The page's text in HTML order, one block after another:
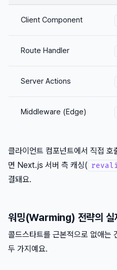
Client Component
Route Handler
Server Actions
Middleware (Edge)
클라이언트 컴포넌트에서 직접
면 Next.js 서버 측 캐싱(
결돼요.
워밍(Warming) 전략의 실
콜드스타트를 근본적으로 없애는
두 가지예요.